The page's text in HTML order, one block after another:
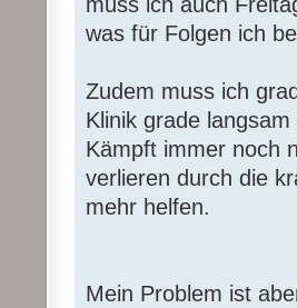
was für Folgen ich
Zudem muss ich
Klinik grade
Kämpft immer noch
verlieren durch die
mehr helfen.
Mein Problem ist